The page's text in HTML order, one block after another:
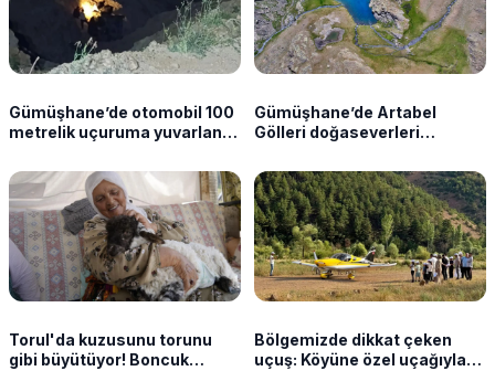
Gümüşhane’de otomobil 100
metrelik uçuruma yuvarlandı!
Gümüşhane’de Artabel
Gölleri doğaseverleri
Torul'da kuzusunu torunu
gibi büyütüyor! Boncuk
Bölgemizde dikkat çeken
uçuş: Köyüne özel uçağıyla